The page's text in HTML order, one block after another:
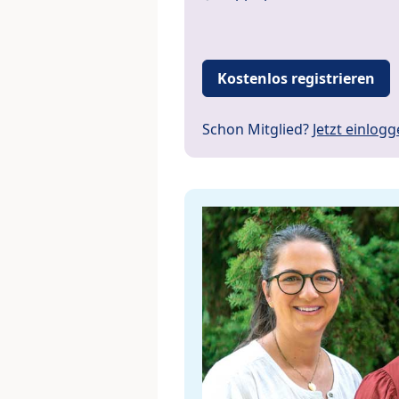
Kostenlos registrieren
Schon Mitglied? Jetzt